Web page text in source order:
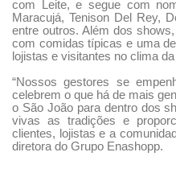
com Leite, e segue com
Maracujá, Tenison Del Rey,
entre outros. Além dos
com comidas típicas e uma
lojistas e visitantes no clima
“Nossos gestores se
celebrem o que há de mais
o São João para dentro dos
vivas as tradições e
clientes, lojistas e a
diretora do Grupo Enashopp.